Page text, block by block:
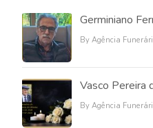
Germiniano
By Agência
Vasco Pereira
By Agência